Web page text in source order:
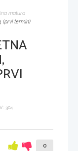
matura
(prvi termin)
304
0